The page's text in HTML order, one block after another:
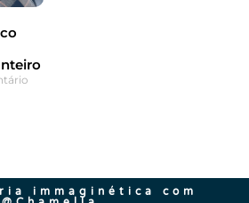
immaginética com